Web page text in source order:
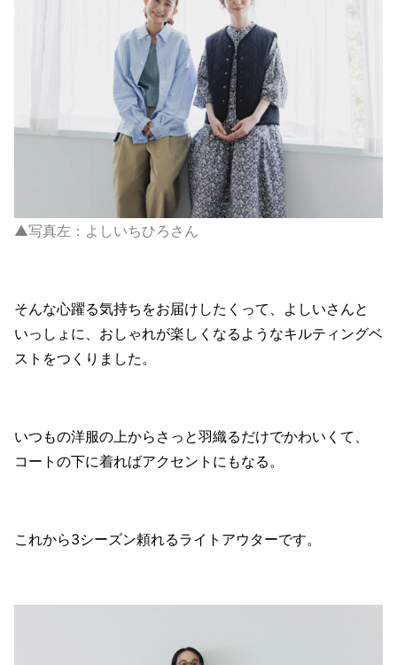
▲写真左：よしいちひろさん
そんな心躍る気持ちをお届けしたくって、よしいさんと
いっしょに、おしゃれが楽しくなるようなキルティングベ
ストをつくりました。
いつもの洋服の上からさっと羽織るだけでかわいくて、
コートの下に着ればアクセントにもなる。
これから3シーズン頼れるライトアウターです。